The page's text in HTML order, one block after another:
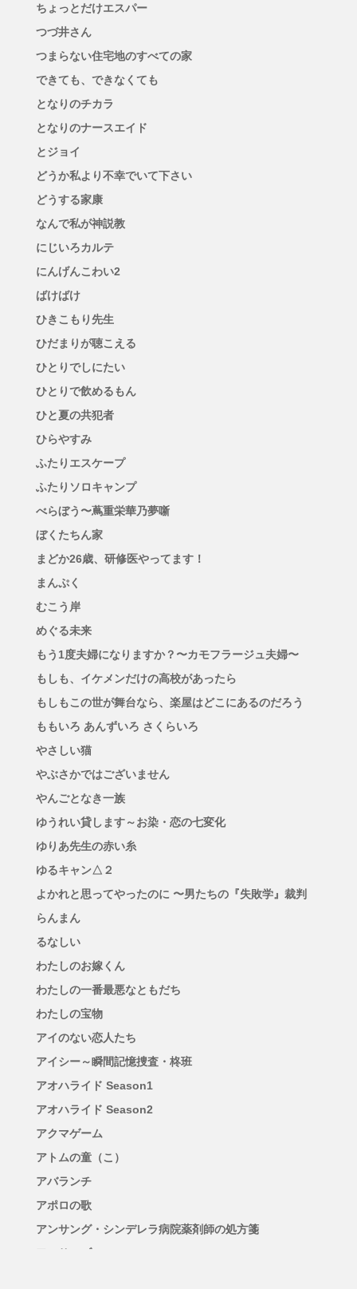
ちょっとだけエスパー
つづ井さん
つまらない住宅地のすべての家
できても、できなくても
となりのチカラ
となりのナースエイド
とジョイ
どうか私より不幸でいて下さい
どうする家康
なんで私が神説教
にじいろカルテ
にんげんこわい2
ばけばけ
ひきこもり先生
ひだまりが聴こえる
ひとりでしにたい
ひとりで飲めるもん
ひと夏の共犯者
ひらやすみ
ふたりエスケープ
ふたりソロキャンプ
べらぼう〜蔦重栄華乃夢噺
ぼくたちん家
まどか26歳、研修医やってます！
まんぷく
むこう岸
めぐる未来
もう1度夫婦になりますか？〜カモフラージュ夫婦〜
もしも、イケメンだけの高校があったら
もしもこの世が舞台なら、楽屋はどこにあるのだろう
ももいろ あんずいろ さくらいろ
やさしい猫
やぶさかではございません
やんごとなき一族
ゆうれい貸します～お染・恋の七変化
ゆりあ先生の赤い糸
ゆるキャン△２
よかれと思ってやったのに 〜男たちの『失敗学』裁判
らんまん
るなしい
わたしのお嫁くん
わたしの一番最悪なともだち
わたしの宝物
アイのない恋人たち
アイシー～瞬間記憶捜査・柊班
アオハライド Season1
アオハライド Season2
アクマゲーム
アトムの童（こ）
アバランチ
アポロの歌
アンサング・シンデレラ病院薬剤師の処方箋
アンサンブル